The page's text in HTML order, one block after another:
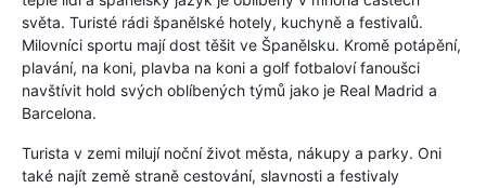
světa. Turisté rádi španělské hotely, kuchyně a festivalů.
Milovníci sportu mají dost těšit ve Španělsku. Kromě potápění,
plavání, na koni, plavba na koni a golf fotbaloví fanoušci
navštívit hold svých oblíbených týmů jako je Real Madrid a
Barcelona.
Turista v zemi milují noční život města, nákupy a parky. Oni
také najít země straně cestování, slavnosti a festivaly